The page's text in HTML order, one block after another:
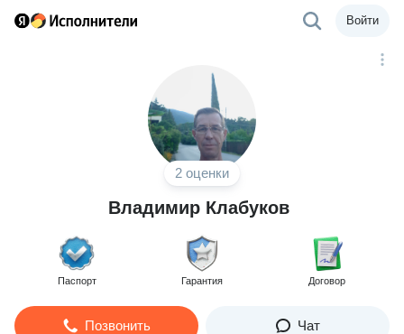
Войти
2 оценки
Владимир Клабуков
Паспорт Гарантия Договор
Позвонить Чат